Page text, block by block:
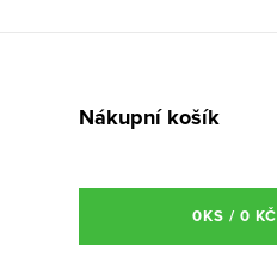
Nákupní košík
0KS /0 KČ